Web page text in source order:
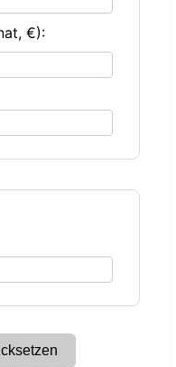
€):